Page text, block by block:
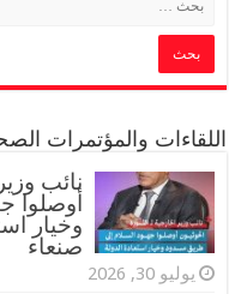
اللقاءات والمؤتمرات
‏نائب
أوصلوا
وخيار
صنعاء
يوليو 30, 2026